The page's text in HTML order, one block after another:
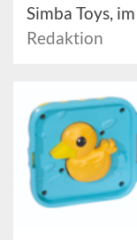
Simba Toys,
Redaktion